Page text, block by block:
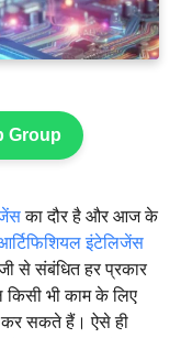
Group
का दौर है और आज के
इंटेलिजेंस
से संबंधित हर प्रकार
भी काम के लिए
कर सकते हैं। ऐसे ही